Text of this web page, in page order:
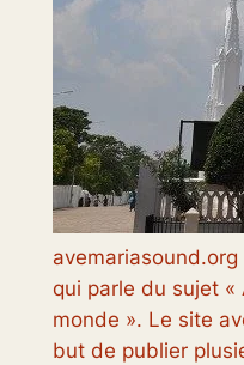
qui parle du sujet «
monde ». Le site
but de publier